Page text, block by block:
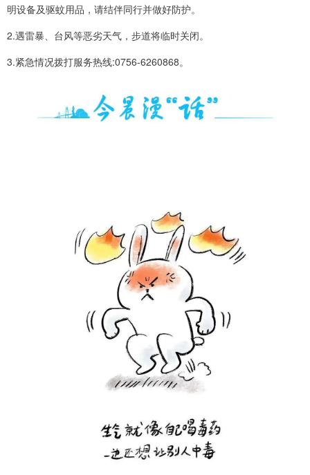
明设备及驱蚊用品，请结伴同行并做好防护。
2.遇雷暴、台风等恶劣天气，步道将临时关闭。
3.紧急情况拨打服务热线:0756-6260868。